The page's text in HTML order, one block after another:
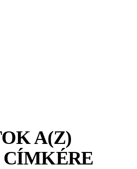
A(Z)
CÍMKÉRE